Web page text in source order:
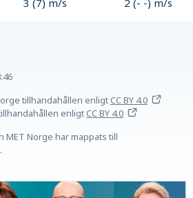
tillhandahållen enligtCC BY 4.0
enligtCC BY 4.0
MET Norge har mappats till